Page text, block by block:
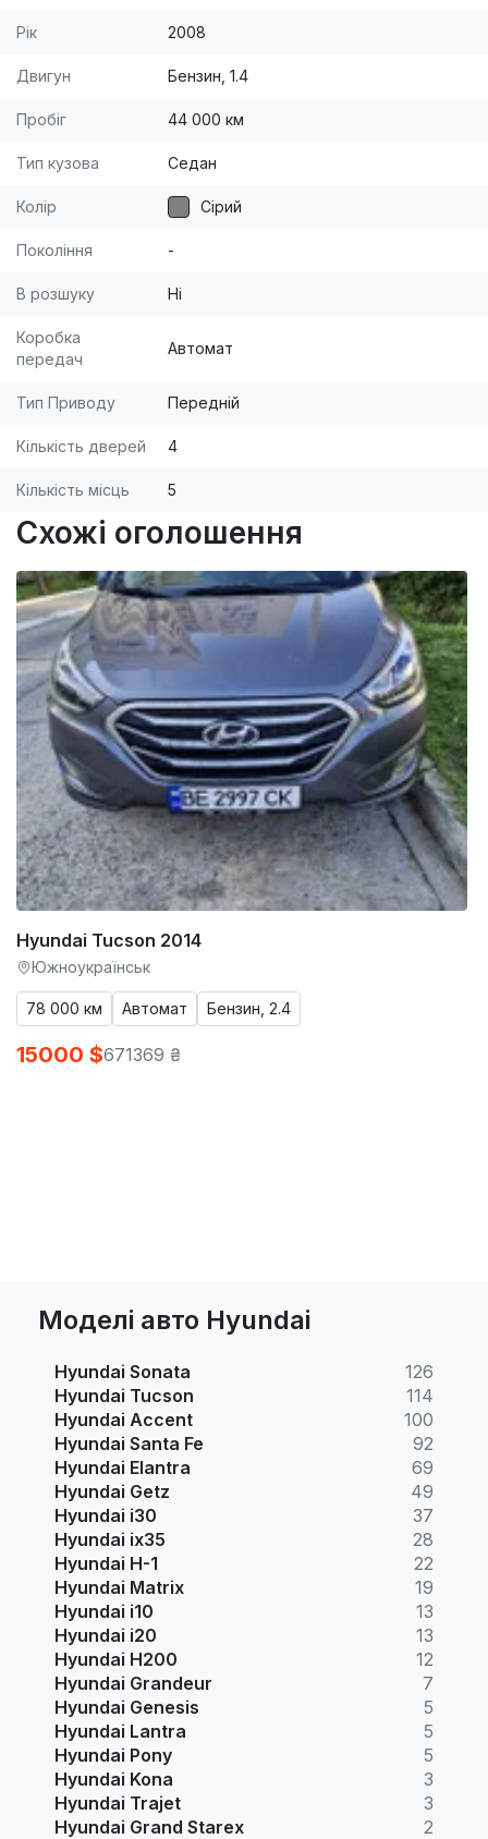
Рік 2008
Двигун Бензин, 1.4
Пробіг 44 000 км
Тип кузова Седан
Колір Сірий
Покоління -
В розшуку Ні
Коробка
передач
Автомат
Тип Приводу Передній
Кількість дверей 4
Кількість місць 5
Схожі оголошення
Hyundai Tucson 2014
Южноукраїнськ
78 000 км Автомат Бензин, 2.4
15000 $671369 ₴
Моделі авто Hyundai
Hyundai Sonata
126
Hyundai Tucson
114
Hyundai Accent
100
Hyundai Santa Fe
92
Hyundai Elantra
69
Hyundai Getz
49
Hyundai i30
37
Hyundai ix35
28
Hyundai H-1
22
Hyundai Matrix
19
Hyundai i10
13
Hyundai i20
13
Hyundai H200
12
Hyundai Grandeur
7
Hyundai Genesis
5
Hyundai Lantra
5
Hyundai Pony
5
Hyundai Kona
3
Hyundai Trajet
3
Hyundai Grand Starex
2